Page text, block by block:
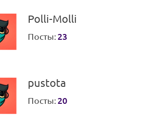
Polli-Molli
Посты: 23
pustota
Посты: 20